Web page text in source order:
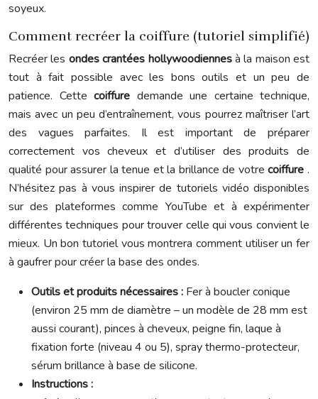
soyeux.
Comment recréer la coiffure (tutoriel simplifié)
Recréer les ondes crantées hollywoodiennesà la maison est
tout à fait possible avec les bons outils et un peu de
patience. Cette coiffure demande une certaine technique,
mais avec un peu d’entraînement, vous pourrez maîtriser l’art
des vagues parfaites. Il est important de préparer
correctement vos cheveux et d’utiliser des produits de
qualité pour assurer la tenue et la brillance de votrecoiffure.
N’hésitez pas à vous inspirer de tutoriels vidéo disponibles
sur des plateformes comme YouTube et à expérimenter
différentes techniques pour trouver celle qui vous convient le
mieux. Un bon tutoriel vous montrera comment utiliser un fer
à gaufrer pour créer la base des ondes.
Outils et produits nécessaires : Fer à boucler conique
(environ 25 mm de diamètre – un modèle de 28 mm est
aussi courant), pinces à cheveux, peigne fin, laque à
fixation forte (niveau 4 ou 5), spray thermo-protecteur,
sérum brillance à base de silicone.
Instructions :